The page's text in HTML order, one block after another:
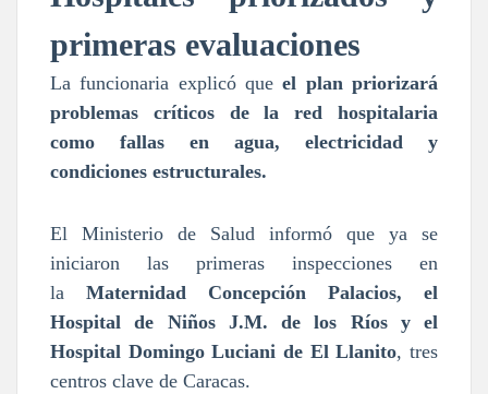
primeras evaluaciones
La funcionaria explicó queel plan priorizará
problemas críticos de la red hospitalaria
como fallas en agua, electricidad y
condiciones estructurales.
El Ministerio de Salud informó que ya se
iniciaron las primeras inspecciones en
la Maternidad Concepción Palacios, el
Hospital de Niños J.M. de los Ríos y el
Hospital Domingo Luciani de El Llanito, tres
centros clave de Caracas.